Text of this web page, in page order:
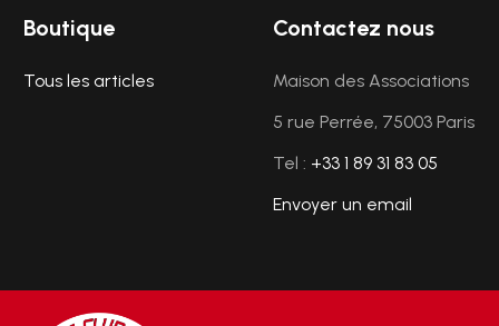
Boutique
Tous les articles
Contactez nous
Maison des Associations
5 rue Perrée, 75003 Paris
Tel : +33 1 89 31 83 05
Envoyer un email